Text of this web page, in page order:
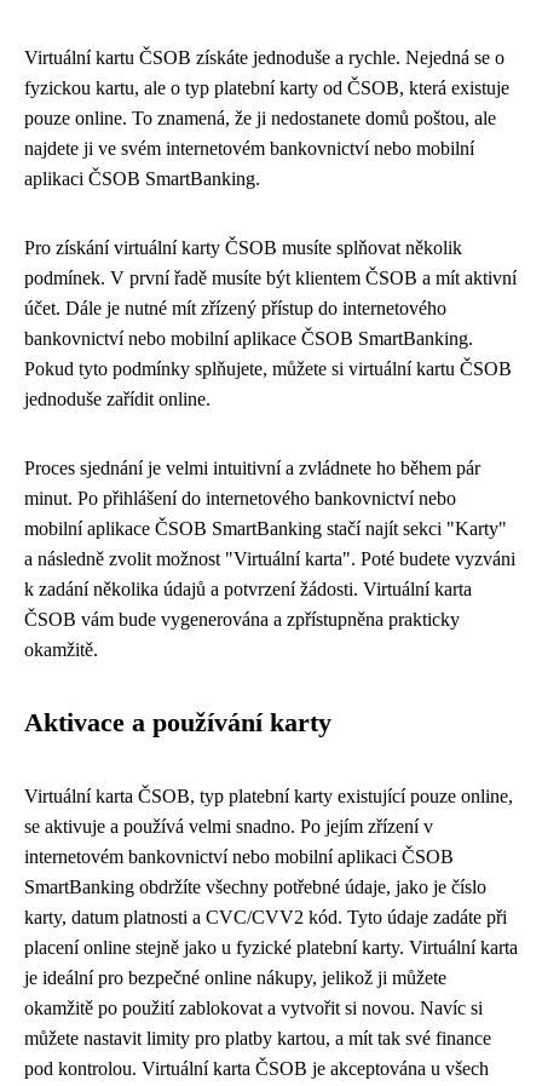
Virtuální kartu ČSOB získáte jednoduše a rychle. Nejedná se o
fyzickou kartu, ale o typ platební karty od ČSOB, která existuje
pouze online. To znamená, že ji nedostanete domů poštou, ale
najdete ji ve svém internetovém bankovnictví nebo mobilní
aplikaci ČSOB SmartBanking.
Pro získání virtuální karty ČSOB musíte splňovat několik
podmínek. V první řadě musíte být klientem ČSOB a mít aktivní
účet. Dále je nutné mít zřízený přístup do internetového
bankovnictví nebo mobilní aplikace ČSOB SmartBanking.
Pokud tyto podmínky splňujete, můžete si virtuální kartu ČSOB
jednoduše zařídit online.
Proces sjednání je velmi intuitivní a zvládnete ho během pár
minut. Po přihlášení do internetového bankovnictví nebo
mobilní aplikace ČSOB SmartBanking stačí najít sekci "Karty"
a následně zvolit možnost "Virtuální karta". Poté budete vyzváni
k zadání několika údajů a potvrzení žádosti. Virtuální karta
ČSOB vám bude vygenerována a zpřístupněna prakticky
okamžitě.
Aktivace a používání karty
Virtuální karta ČSOB, typ platební karty existující pouze online,
se aktivuje a používá velmi snadno. Po jejím zřízení v
internetovém bankovnictví nebo mobilní aplikaci ČSOB
SmartBanking obdržíte všechny potřebné údaje, jako je číslo
karty, datum platnosti a CVC/CVV2 kód. Tyto údaje zadáte při
placení online stejně jako u fyzické platební karty. Virtuální karta
je ideální pro bezpečné online nákupy, jelikož ji můžete
okamžitě po použití zablokovat a vytvořit si novou. Navíc si
můžete nastavit limity pro platby kartou, a mít tak své finance
pod kontrolou. Virtuální karta ČSOB je akceptována u všech